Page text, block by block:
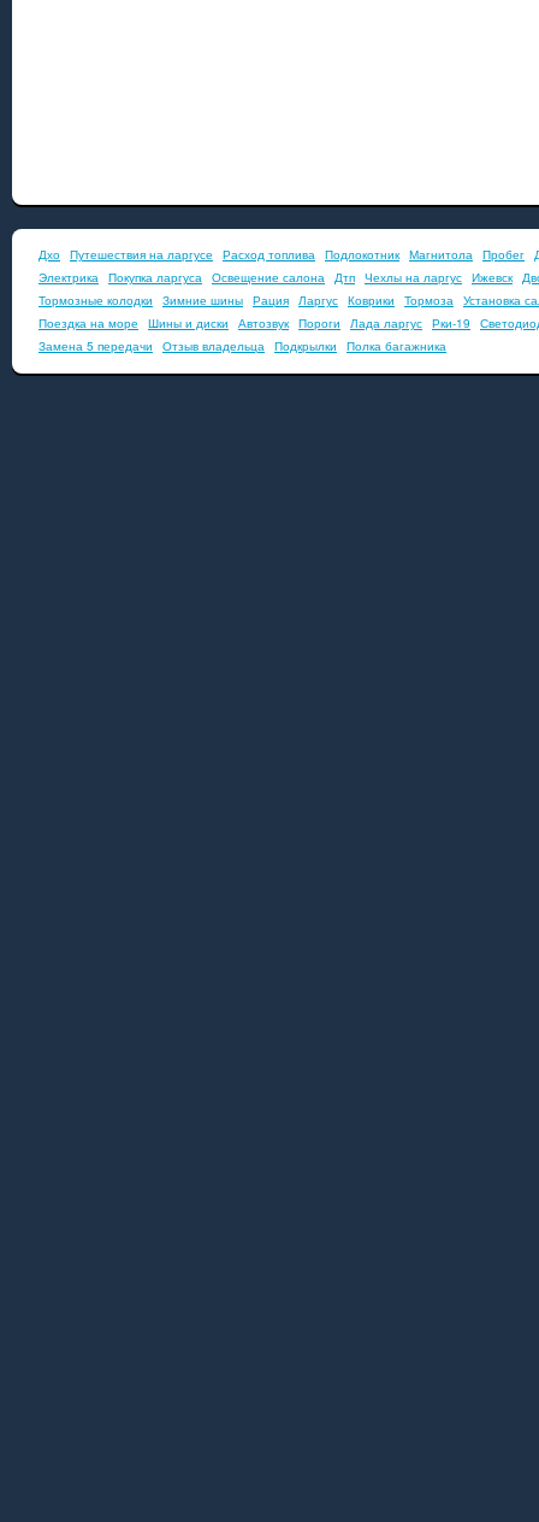
Дхо Путешествия на ларгусе Расход топлива Подлокотник Магнитола Пробег
Электрика Покупка ларгуса Освещение салона Дтп Чехлы на ларгус Ижевск
Тормозные колодки
Зимние шины Рация Ларгус Коврики Тормоза Установка
Поездка на море
Шины и диски Автозвук Пороги Лада ларгус Рки-19
Замена 5 передачи
Отзыв владельца Подкрылки Полка багажника